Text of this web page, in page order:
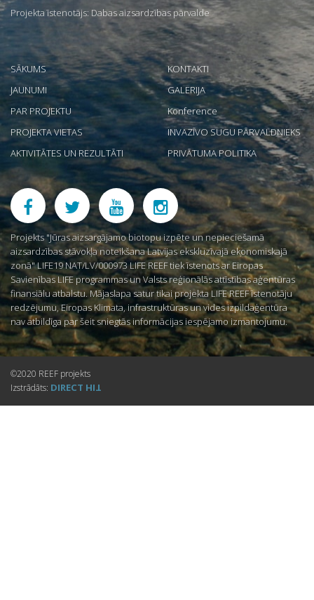
Projekta īstenotājs: Dabas aizsardzības pārvalde
SĀKUMS
JAUNUMI
PAR PROJEKTU
PROJEKTA VIETAS
AKTIVITĀTES UN REZULTĀTI
KONTAKTI
GALERIJA
Konference
INVAZĪVO SUGU PĀRVALDNIEKS
PRIVĀTUMA POLITIKA
Projekts "Jūras aizsargājamo biotopu izpēte un nepieciešamā
aizsardzības stāvokļa noteikšana Latvijas ekskluzīvajā ekonomiskajā
zonā" LIFE19 NAT/LV/000973 LIFE REEF tiek īstenots ar Eiropas
Savienības LIFE programmas un Valsts reģionālās attīstības aģentūras
finansiālu atbalstu. Mājaslapa satur tikai projekta LIFE REEF īstenotāju
redzējumu, Eiropas Klimata, infrastruktūras un vides izpildaģentūra
nav atbildīga par šeit sniegtās informācijas iespējamo izmantojumu.
©2020 REEF projekts
Izstrādāts: DIRECT HIT